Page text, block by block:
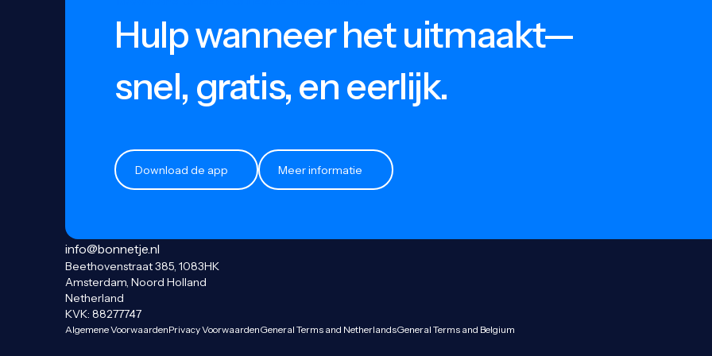
Hulp wanneer het uitmaakt—
snel, gratis, en eerlijk.
Download de app
Download de app
Meer informatie
Meer informatie
Proceskostenvergoeding
NEDERLANDSE DIENSTEN
Rijbewijs kwijt
VSO-Check
BKR-Registratie
info@bonnetje.nl
Beethovenstraat 385, 1083HK
Amsterdam, Noord Holland
Netherland
KVK: 88277747
Algemene VoorwaardenPrivacy VoorwaardenGeneral Terms and NetherlandsGeneral Terms and Belgium